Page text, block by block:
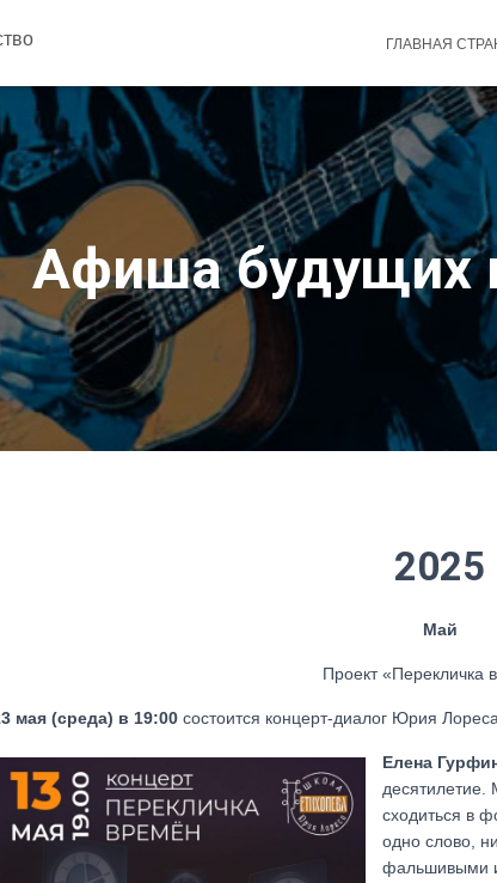
ГЛАВНАЯ
Афиша будущих
2025
Май
Проект «Перекличка
мая (среда) в 19:00 состоится концерт-диалог Юрия
Елена
сходиться в
одно слово,
фальшивыми